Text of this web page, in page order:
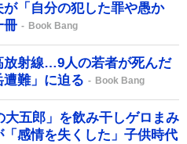
「自分の犯した罪や愚か
冊
Book Bang
放射線…9人の若者が死んだ
遭難」に迫る
Book Bang
五郎」を飲み干しゲロまみ
感情を失くした」子供時代